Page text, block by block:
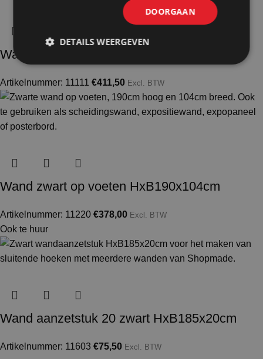
Wand zwart op wielen HxB156x145cm
Artikelnummer: 11111 €411,50 Excl. BTW
Wand zwart op voeten HxB190x104cm
Artikelnummer: 11220 €378,00 Excl. BTW
Ook te huur
Wand aanzetstuk 20 zwart HxB185x20cm
Artikelnummer: 11603 €75,50 Excl. BTW
DOORGAAN
DETAILS WEERGEVEN